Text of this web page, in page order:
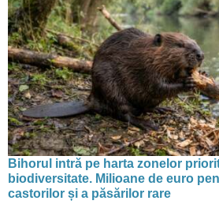
Bihorul intră pe harta zonelor
biodiversitate. Milioane de euro
castorilor și a păsărilor rare